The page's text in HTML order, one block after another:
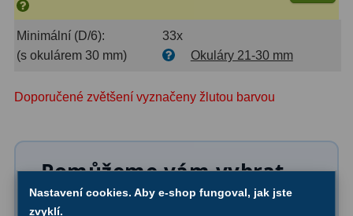
Umělé hvězdy
Zrcátka a hranoly
Minimální (D/6):
33x
(s okulárem 30 mm)
Okuláry 21-30 mm
Doporučené zvětšení vyznačeny žlutou barvou
Pomůžeme vám vybrat
první dalekohled
Nastavení cookies. Aby e-shop fungoval, jak jste
zvyklí.